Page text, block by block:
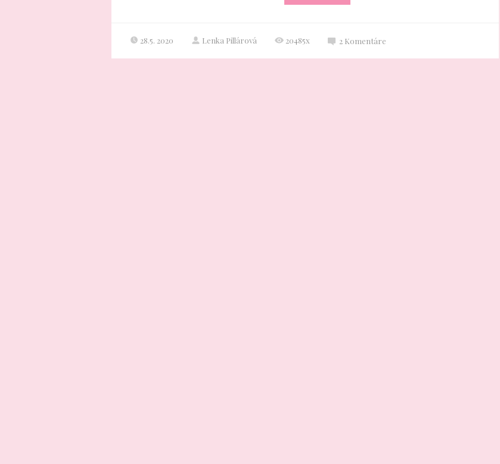
28.5. 2020 Lenka Pillárová 20485x 2 Komentáre